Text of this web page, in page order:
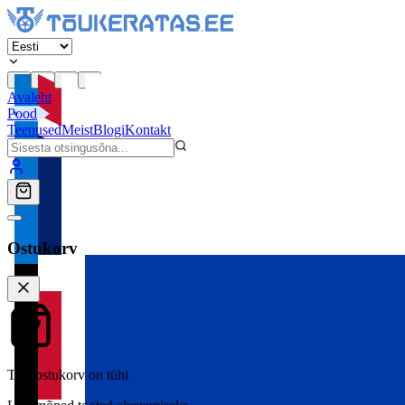
Avaleht
Pood
TeenusedMeistBlogiKontakt
Ostukorv
Teie ostukorv on tühi